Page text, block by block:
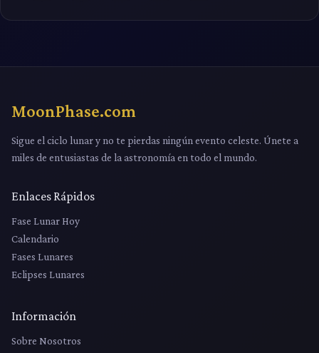
MoonPhase.com
Sigue el ciclo lunar y no te pierdas ningún evento celeste. Únete a
miles de entusiastas de la astronomía en todo el mundo.
Enlaces Rápidos
Fase Lunar Hoy
Calendario
Fases Lunares
Eclipses Lunares
Información
Sobre Nosotros